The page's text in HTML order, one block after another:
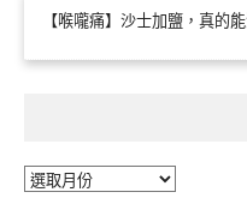
【喉嚨痛】沙士加鹽，真的
彙